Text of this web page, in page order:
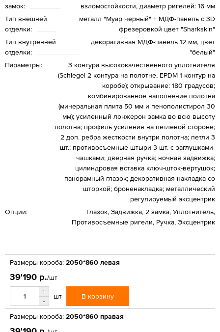
замок:
взломостойкости, диаметр ригелей: 16 мм
Тип внешней
отделки:
металл "Муар черный" + МДФ-панель с 3D
фрезеровкой цвет "Sharkskin"
Тип внутренней
отделки:
декоративная МДФ-панель 12 мм, цвет
"белый"
Параметры:
3 контура высококачественного уплотнителя
(Schlegel 2 контура на полотне, EPDM 1 контур на
коробе); открывание: 180 градусов;
комбинированное наполнение полотна
(минеральная плита 50 мм и пенополистирол 30
мм); усиленный лонжерон замка во всю высоту
полотна; профиль усиления на петлевой стороне;
2 доп. ребра жесткости внутри полотна; петли 3
шт.; противосъемные штыри 3 шт. с заглушками-
чашками; дверная ручка; ночная задвижка;
цилиндровая вставка ключ-шток-вертушок;
панорамный глазок; декоративная накладка со
шторкой; броненакладка; металлический
регулируемый эксцентрик
Опции:
Глазок, Задвижка, 2 замка, Уплотнитель,
Противосъемные ригели, Ручка, Эксцентрик
Размеры короба: 2050*860 левая
39'190 р./шт
+
-
шт В корзину
Размеры короба: 2050*860 правая